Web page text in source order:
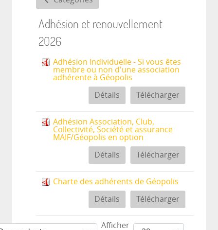
Adhésion et renouvellement
2026
Adhésion Individuelle - Si vous êtes
membre ou non d'une association
adhérente à Géopolis
Télécharger
Détails
Adhésion Association, Club,
Collectivité, Société et assurance
MAIF/Géopolis en option
Télécharger
Détails
Charte des adhérents de Géopolis
Télécharger
Détails
Afficher